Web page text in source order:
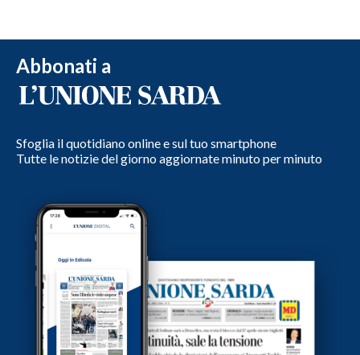
Abbonati a
Sfoglia il quotidiano online e sul tuo smartphone
Tutte le notizie del giorno aggiornate minuto per minuto